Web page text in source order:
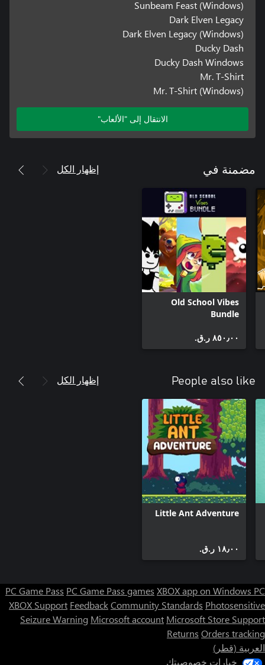
Sunbeam Feast (Windows)
Dark Elven Legacy
Dark Elven Legacy (Windows)
Ducky Dash
Ducky Dash Windows
Mr. T-Shirt
Mr. T-Shirt (Windows)
الانتقال إلى "الألعاب"
مضمنة في إظهار الكل
Old School Vibes
Bundle
٨٥٠٫٠٠ ر.ق.‏
People also like إظهار الكل
Little Ant Adventure
١٨٫٠٠ ر.ق.‏
PC Game Pass PC Game Pass games XBOX app on Windows PC
XBOX Support FeedbackCommunity Standards Photosensitive
Seizure Warning Microsoft account Microsoft Store Support
Returns Orders tracking
العربية (قطر)
خيارات خصوصيتك